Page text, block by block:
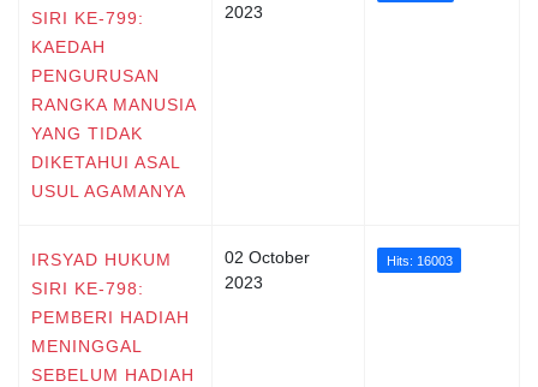
SIRI KE-799:
KAEDAH
PENGURUSAN
RANGKA MANUSIA
YANG TIDAK
DIKETAHUI ASAL
USUL AGAMANYA
2023
IRSYAD HUKUM
SIRI KE-798:
PEMBERI HADIAH
MENINGGAL
SEBELUM HADIAH
02 October
2023
Hits: 16003